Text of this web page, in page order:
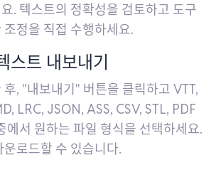
. 텍스트의 정확성을 검토하고 도구
정을 직접 수행하세요.
스트 내보내기
후, "내보내기" 버튼을 클릭하고 VTT,
LRC, JSON, ASS, CSV, STL, PDF
에서 원하는 파일 형식을 선택하세요.
로드할 수 있습니다.